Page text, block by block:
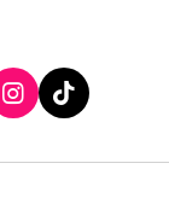
I
n
T
i